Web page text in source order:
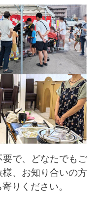
で、どなたでもご
、お知り合いの方
りください。